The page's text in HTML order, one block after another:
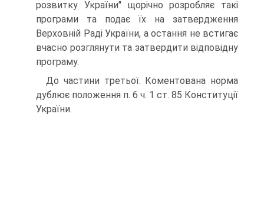
розвитку України" щорічно розробляє такі
програми та подає їх на затвердження
Верховній Раді України, а остання не встигає
вчасно розглянути та затвердити відповідну
програму.
До частини третьої. Коментована норма
дублює положення п. 6 ч. 1 ст. 85 Конституції
України.